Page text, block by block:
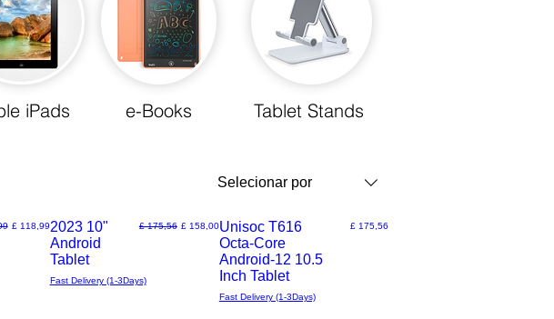
iPads e-Books Tablet Stands
Selecionar por
Preço promocional
£ 118,99
Visualização
rápida
2023 10"
Android
Tablet
Preço normal
£ 175,56 Preço promocional
£ 158,00
Fast Delivery (1-3Days)
Visualização
Unisoc T616
Octa-Core
Android-12 10.5
Inch Tablet
Preço
£ 175,56
Fast Delivery (1-3Days)